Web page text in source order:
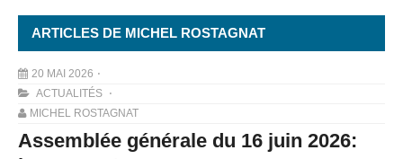
ARTICLES DE MICHEL ROSTAGNAT
20 MAI 2026
ACTUALITÉS
MICHEL ROSTAGNAT
Assemblée générale du 16 juin 2026: